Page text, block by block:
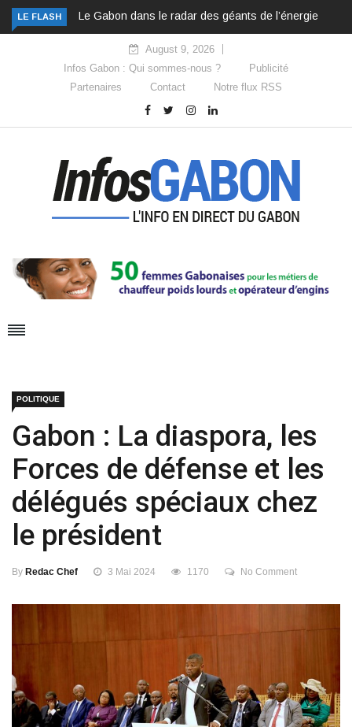
LE FLASH Le Gabon dans le radar des géants de l’énergie
August 9, 2026
Infos Gabon : Qui sommes-nous ?
Publicité
Partenaires
Contact Notre flux RSS
POLITIQUE
Gabon : La diaspora, les
Forces de défense et les
délégués spéciaux chez
le président
By Redac Chef 3 Mai 2024 1170 No Comment